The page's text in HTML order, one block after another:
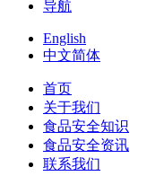
导航
English
中文简体
首页
关于我们
食品安全知识
食品安全资讯
联系我们